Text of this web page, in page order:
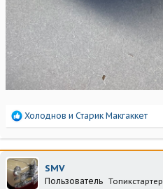
Р
а
к
ц
и
и
Холоднов и Старик Макгаккет
SMV
Пользователь Топикстартер